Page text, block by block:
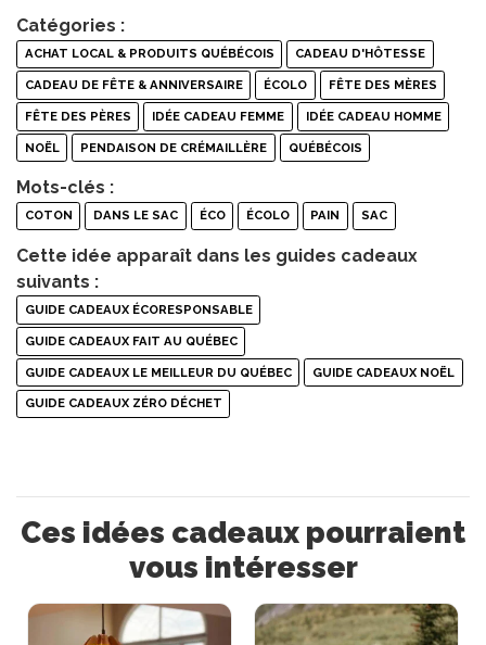
Catégories :
ACHAT LOCAL & PRODUITS QUÉBÉCOIS CADEAU D'HÔTESSE
CADEAU DE FÊTE & ANNIVERSAIRE ÉCOLO FÊTE DES MÈRES
FÊTE DES PÈRES IDÉE CADEAU FEMME IDÉE CADEAU HOMME
NOËL PENDAISON DE CRÉMAILLÈRE QUÉBÉCOIS
Mots-clés :
COTON DANS LE SAC ÉCO ÉCOLO PAIN SAC
Cette idée apparaît dans les guides cadeaux
suivants :
GUIDE CADEAUX ÉCORESPONSABLE
GUIDE CADEAUX FAIT AU QUÉBEC
GUIDE CADEAUX LE MEILLEUR DU QUÉBEC GUIDE CADEAUX NOËL
GUIDE CADEAUX ZÉRO DÉCHET
Ces idées cadeaux pourraient
vous intéresser